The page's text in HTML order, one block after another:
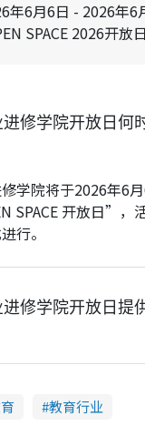
年6月6日 - 2026年6
SPACE 2026开放日
修学院开放日何
学院将于2026年6
SPACE 开放日”，
行。
修学院开放日提
教育行业